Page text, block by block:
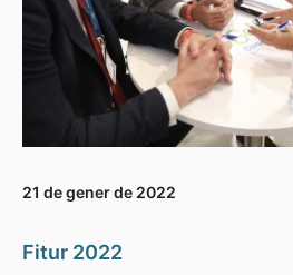
21 de gener de 2022
Fitur 2022